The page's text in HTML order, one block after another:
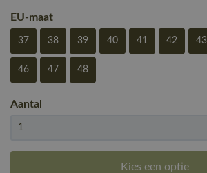
EU-maat
37 38 39 40 41 42 43
46 47 48
Aantal
Kies een optie